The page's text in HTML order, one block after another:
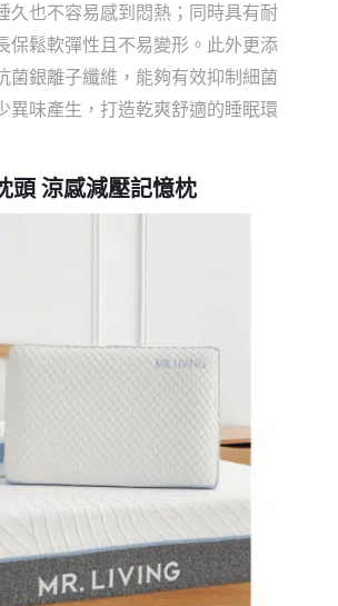
久也不容易感到悶熱；同時具有耐
保鬆軟彈性且不易變形。此外更添
菌銀離子纖維，能夠有效抑制細菌
異味產生，打造乾爽舒適的睡眠環
頭 涼感減壓記憶枕